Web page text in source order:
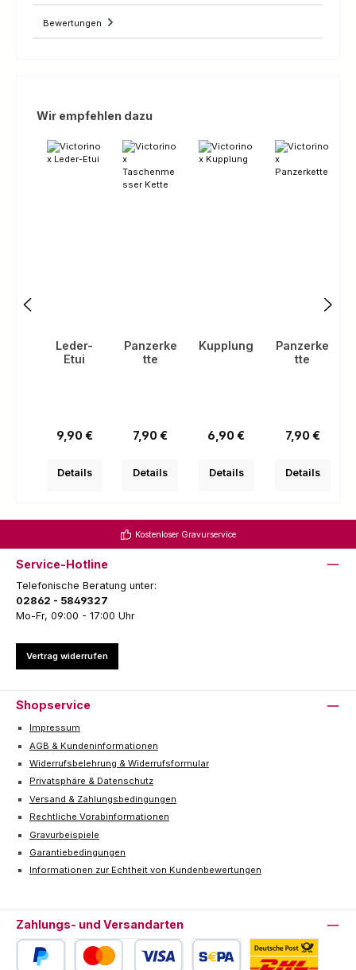
Bewertungen
Produktgalerie überspringen
Wir empfehlen dazu
Leder-
Etui
Regulärer Preis:
9,90 €
Details
Panzerke
tte
Regulärer Preis:
7,90 €
Details
Kupplung
Regulärer Preis:
6,90 €
Details
Panzerke
tte
Regulärer
7,90 €
Details
Kostenloser Gravurservice
Service-Hotline
Telefonische Beratung unter:
02862 - 5849327
Mo-Fr, 09:00 - 17:00 Uhr
Vertrag widerrufen
Shopservice
Impressum
AGB & Kundeninformationen
Widerrufsbelehrung & Widerrufsformular
Privatsphäre & Datenschutz
Versand & Zahlungsbedingungen
Rechtliche Vorabinformationen
Gravurbeispiele
Garantiebedingungen
Informationen zur Echtheit von Kundenbewertungen
Zahlungs- und Versandarten